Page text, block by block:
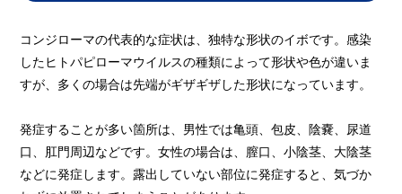
コンジローマの代表的な症状は、独特な形状のイボです。感染
したヒトパピローマウイルスの種類によって形状や色が違いま
すが、多くの場合は先端がギザギザした形状になっています。
発症することが多い箇所は、男性では亀頭、包皮、陰嚢、尿道
口、肛門周辺などです。女性の場合は、膣口、小陰茎、大陰茎
などに発症します。露出していない部位に発症すると、気づか